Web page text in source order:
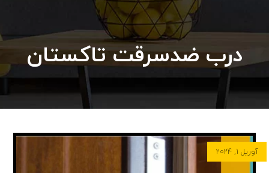
درب ضدسرقت تاکستان
آوریل ۱, ۲۰۲۴